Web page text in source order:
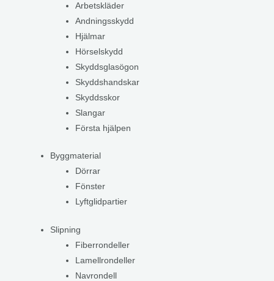
Arbetskläder
Andningsskydd
Hjälmar
Hörselskydd
Skyddsglasögon
Skyddshandskar
Skyddsskor
Slangar
Första hjälpen
Byggmaterial
Dörrar
Fönster
Lyftglidpartier
Slipning
Fiberrondeller
Lamellrondeller
Navrondell